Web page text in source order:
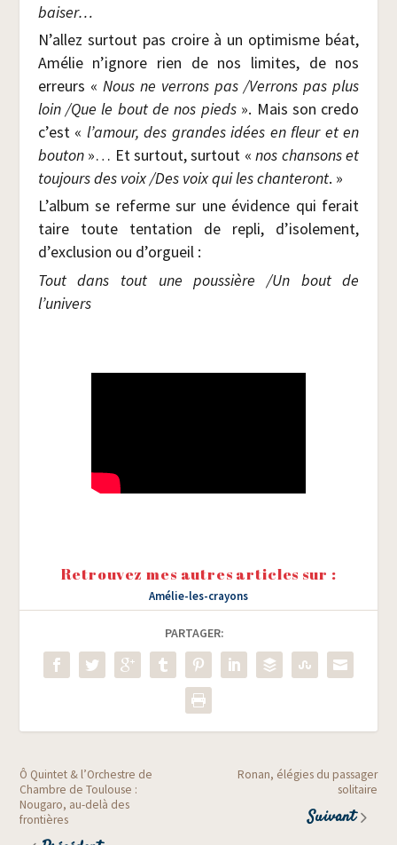
baiser…
N’allez sur­tout pas croire à un opti­misme béat,
Amé­lie n’ignore rien de nos limites, de nos
erreurs « Nous ne ver­rons pas /​Ver­rons pas plus
loin /​Que le bout de nos pieds ». Mais son cre­do
c’est « l’amour, des grandes idées en fleur et en
bou­ton»… Et sur­tout, sur­tout «nos chan­sons et
tou­jours des voix /​Des voix qui les chan­te­ront. »
L’album se referme sur une évi­dence qui ferait
taire toute ten­ta­tion de repli, d’isolement,
d’exclusion ou d’orgueil :
Tout dans tout une pous­sière /​Un bout de
l’univers
Retrouvez mes autres articles sur :
Amélie-les-crayons
PARTAGER:
Ô Quintet & l’Orchestre de
Chambre de Toulouse :
Nougaro, au-delà des
frontières
Ronan, élégies du passager
solitaire
Suivant